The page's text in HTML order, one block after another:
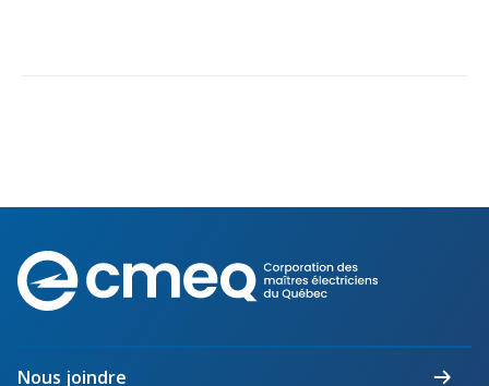
des
électriciens
Nous joindre